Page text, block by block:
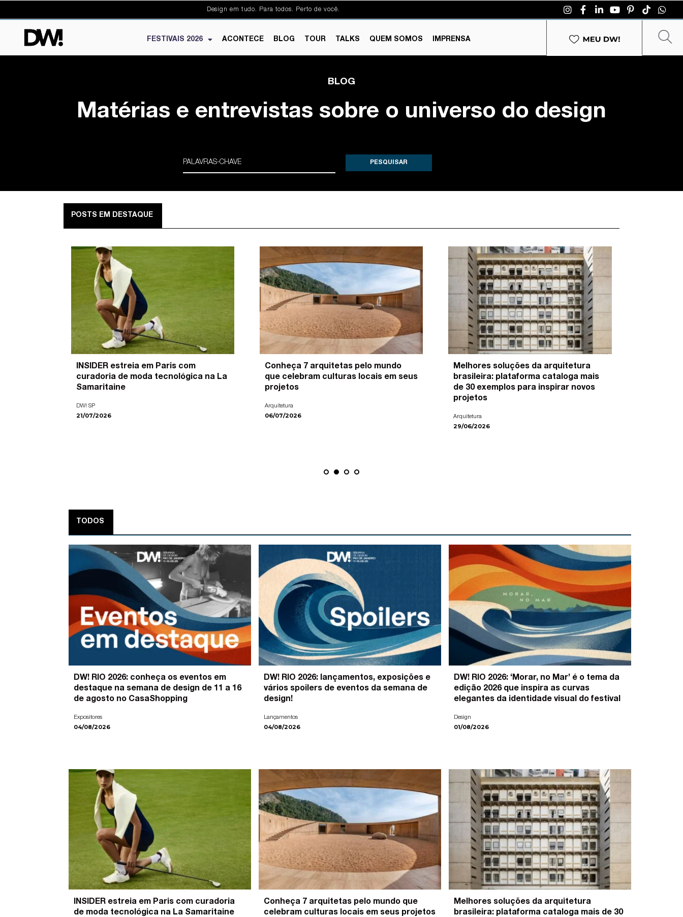
Design em tudo. Para todos. Perto de você.
FESTIVAIS 2026 ACONTECE BLOG TOUR TALKS QUEM SOMOS IMPRENSA
BLOG
Matérias e entrevistas sobre o universo do design
PESQUISAR
POSTS EM DESTAQUE
INSIDER estreia em Paris com
curadoria de moda tecnológica na La
Samaritaine
DW! SP
21/07/2026
Conheça 7 arquitetas pelo mundo
que celebram culturas locais em seus
projetos
Arquitetura
06/07/2026
Melhores soluções da arquitetura
brasileira: plataforma cataloga mais
de 30 exemplos para inspirar novos
projetos
Arquitetura
29/06/2026
TODOS
DW! RIO 2026: conheça os eventos em
destaque na semana de design de 11 a 16
de agosto no CasaShopping
Expositores
04/08/2026
DW! RIO 2026: lançamentos, exposições e
vários spoilers de eventos da semana de
design!
Lançamentos
04/08/2026
DW! RIO 2026: ‘Morar, no Mar’ é o tema da
edição 2026 que inspira as curvas
elegantes da identidade visual do festival
Design
01/08/2026
INSIDER estreia em Paris com curadoria
de moda tecnológica na La Samaritaine
Conheça 7 arquitetas pelo mundo que
celebram culturas locais em seus projetos
Melhores soluções da arquitetura
brasileira: plataforma cataloga mais de 30